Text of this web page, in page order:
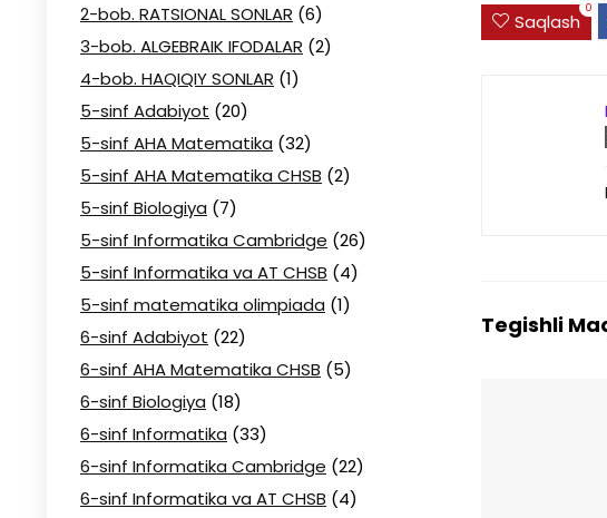
Saqlash
0
Tegishli
2-bob. RATSIONAL SONLAR (6)
3-bob. ALGEBRAIK IFODALAR (2)
4-bob. HAQIQIY SONLAR (1)
5-sinf Adabiyot (20)
5-sinf AHA Matematika (32)
5-sinf AHA Matematika CHSB (2)
5-sinf Biologiya (7)
5-sinf Informatika Cambridge (26)
5-sinf Informatika va AT CHSB (4)
5-sinf matematika olimpiada (1)
6-sinf Adabiyot (22)
6-sinf AHA Matematika CHSB (5)
6-sinf Biologiya (18)
6-sinf Informatika (33)
6-sinf Informatika Cambridge (22)
6-sinf Informatika va AT CHSB (4)